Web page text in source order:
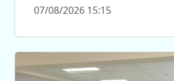
07/08/2026 15:15